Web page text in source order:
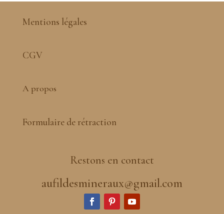
Mentions légales
CGV
A propos
Formulaire de rétraction
Restons en contact
aufildesmineraux@gmail.com